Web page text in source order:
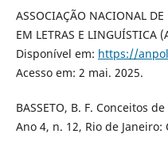
ASSOCIAÇÃO NACIONAL DE
EM LETRAS E LINGUÍSTICA
Disponível em: https://
Acesso em: 2 mai. 2025.
BASSETO, B. F. Conceitos
Ano 4, n. 12, Rio de Janeiro: